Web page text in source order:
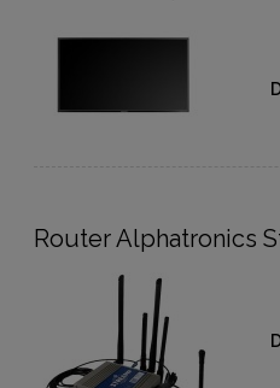
Router Alphatronics